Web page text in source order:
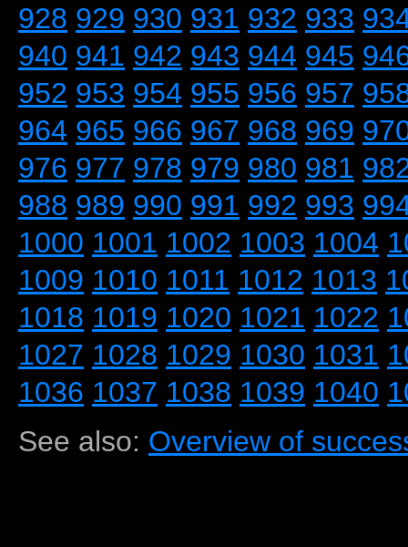
928 929 930 931 932 933
940 941 942 943 944 945
952 953 954 955 956 957
964 965 966 967 968 969
976 977 978 979 980 981
988 989 990 991 992 993
1000 1001 1002 1003 1004
1009 1010 1011 1012 1013
1018 1019 1020 1021 1022
1027 1028 1029 1030 1031
1036 1037 1038 1039 1040
See also: Overview of